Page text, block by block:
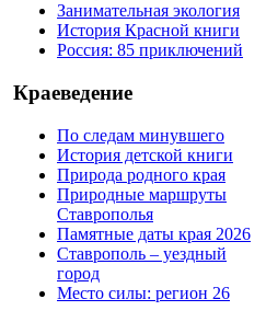
Занимательная экология
История Красной книги
Россия: 85 приключений
Краеведение
По следам минувшего
История детской книги
Природа родного края
Природные маршруты
Ставрополья
Памятные даты края 2026
Ставрополь – уездный
город
Место силы: регион 26